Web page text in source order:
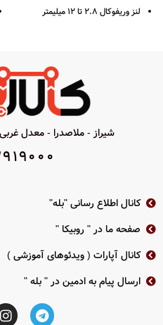
لنز وریفوکال 2.8 تا 12 میلیمتر
قابلیت تشخیص چهره و دو آنالیز رفتاری
شیار کارت حافظه ظرفیت تا 128GB
قابلیت تنظیم حول سه محور
شیراز - ملاصدرا - معدل غربی
کانال اطلاع رسانی "بله"
صفحه ما در " روبیکا "
کانال آپارات ( ویدئوهای آموزشی )
ارسال پیام به ادمین در " بله "